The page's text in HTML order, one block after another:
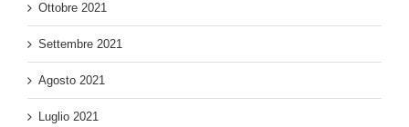
Ottobre 2021
Settembre 2021
Agosto 2021
Luglio 2021